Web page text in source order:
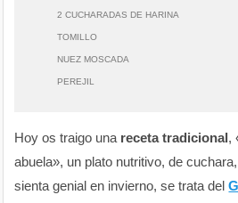
2 CUCHARADAS DE HARINA
TOMILLO
NUEZ MOSCADA
PEREJIL
Hoy os traigo una receta tradicional,
abuela», un plato nutritivo, de
sienta genial en invierno, se trata del